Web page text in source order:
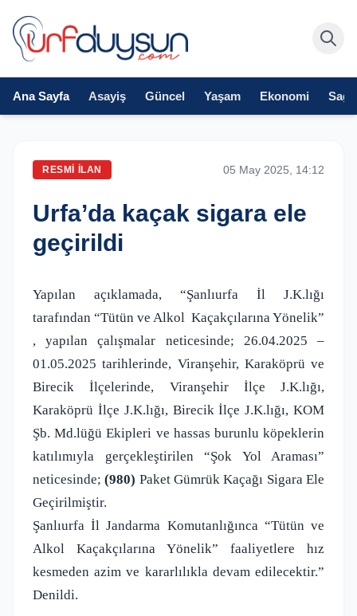
Ana Sayfa Asayiş Güncel Yaşam Ekonomi
RESMI İLAN 05 May 2025, 14:12
Urfa’da kaçak sigara ele
geçirildi
Yapılan açıklamada, “Şanlıurfa İl J.K.lığı
tarafından “Tütün ve Alkol Kaçakçılarına Yönelik”
, yapılan çalışmalar neticesinde; 26.04.2025 –
01.05.2025 tarihlerinde, Viranşehir, Karaköprü ve
Birecik İlçelerinde, Viranşehir İlçe J.K.lığı,
Karaköprü İlçe J.K.lığı, Birecik İlçe J.K.lığı, KOM
Şb. Md.lüğü Ekipleri ve hassas burunlu köpeklerin
katılımıyla gerçekleştirilen “Şok Yol Araması”
neticesinde;(980) Paket Gümrük Kaçağı Sigara Ele
Geçirilmiştir.
Şanlıurfa İl Jandarma Komutanlığınca “Tütün ve
Alkol Kaçakçılarına Yönelik” faaliyetlere hız
kesmeden azim ve kararlılıkla devam edilecektir.”
Denildi.